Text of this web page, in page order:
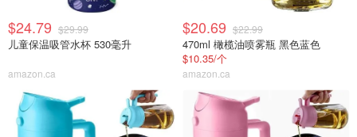
$24.79 $29.99
儿童保温吸管水杯 530毫升
amazon.ca
$20.69 $22.99
470ml 橄榄油喷雾瓶 黑色蓝色
$10.35/个
amazon.ca